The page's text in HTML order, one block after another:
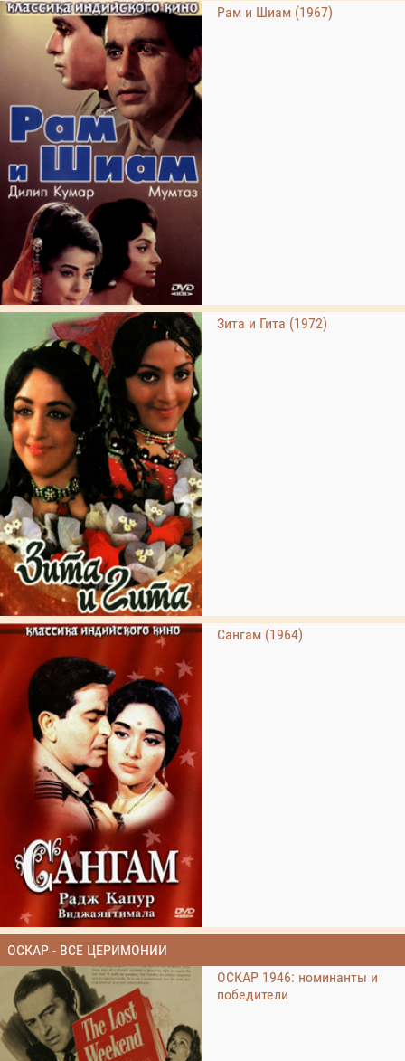
Рам и Шиам (1967)
Зита и Гита (1972)
Сангам (1964)
ОСКАР - ВСЕ ЦЕРИМОНИИ
ОСКАР 1946: номинанты и
победители